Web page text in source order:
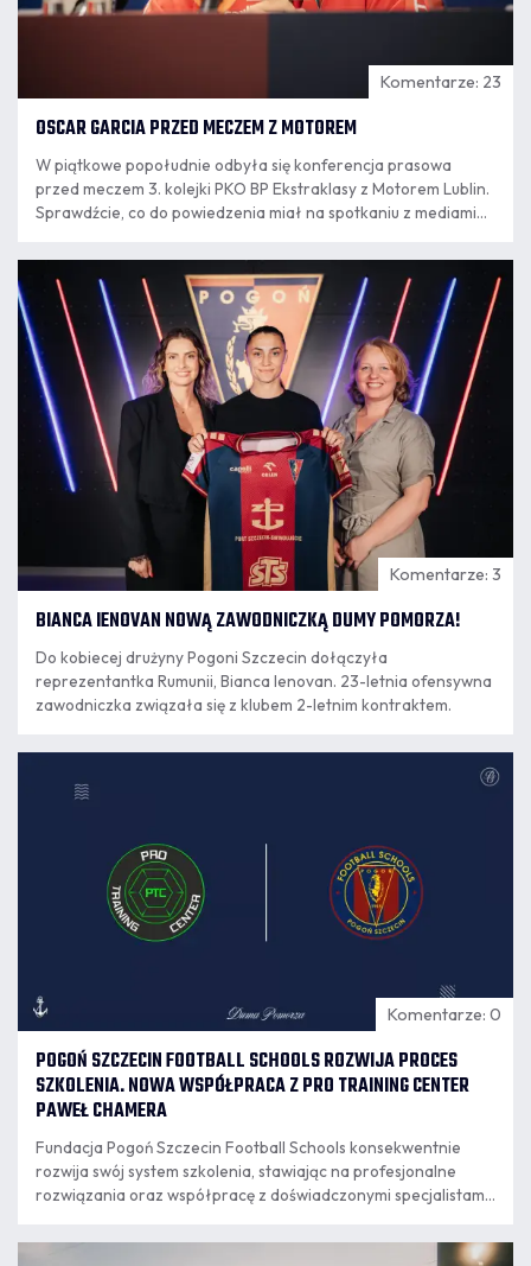
Komentarze: 23
OSCAR GARCIA PRZED MECZEM Z MOTOREM
W piątkowe popołudnie odbyła się konferencja prasowa
przed meczem 3. kolejki PKO BP Ekstraklasy z Motorem Lublin.
Sprawdźcie, co do powiedzenia miał na spotkaniu z mediami
07.08
16:30
Komentarze: 3
BIANCA IENOVAN NOWĄ ZAWODNICZKĄ DUMY POMORZA!
Do kobiecej drużyny Pogoni Szczecin dołączyła
reprezentantka Rumunii, Bianca Ienovan. 23-letnia ofensywna
zawodniczka związała się z klubem 2-letnim kontraktem.
16:28
Komentarze: 0
POGOŃ SZCZECIN FOOTBALL SCHOOLS ROZWIJA PROCES
SZKOLENIA. NOWA WSPÓŁPRACA Z PRO TRAINING CENTER
PAWEŁ CHAMERA
Fundacja Pogoń Szczecin Football Schools konsekwentnie
rozwija swój system szkolenia, stawiając na profesjonalne
rozwiązania oraz współpracę z doświadczonymi specjalistami.
współpracy z PRO TRAINING CENTER Paweł Chamera, które